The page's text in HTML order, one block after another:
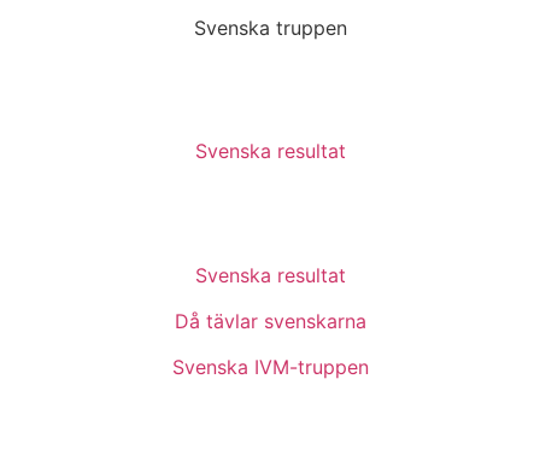
Svenska truppen
Svenska resultat
Svenska resultat
Då tävlar svenskarna
Svenska IVM-truppen